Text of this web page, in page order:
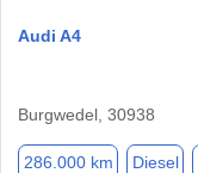
Audi A4
Burgwedel, 30938
286.000 km Diesel